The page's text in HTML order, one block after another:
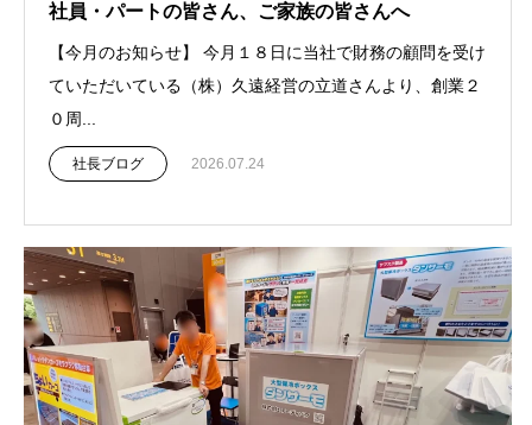
社員・パートの皆さん、ご家族の皆さんへ
【今月のお知らせ】 今月１８日に当社で財務の顧問を受け
ていただいている（株）久遠経営の立道さんより、創業２
０周...
社長ブログ 2026.07.24